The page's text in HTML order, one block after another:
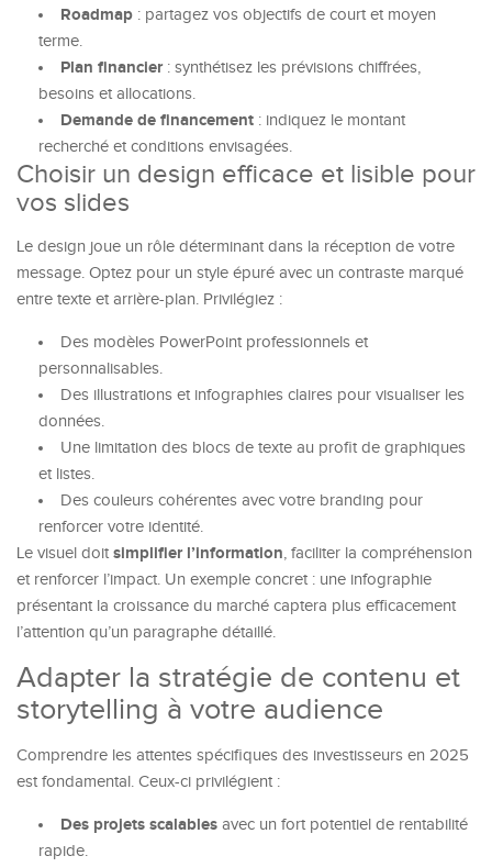
Roadmap : partagez vos objectifs de court et moyen
terme.
Plan financier: synthétisez les prévisions chiffrées,
besoins et allocations.
Demande de financement : indiquez le montant
recherché et conditions envisagées.
Choisir un design efficace et lisible pour
vos slides
Le design joue un rôle déterminant dans la réception de votre
message. Optez pour un style épuré avec un contraste marqué
entre texte et arrière-plan. Privilégiez :
Des modèles PowerPoint professionnels et
personnalisables.
Des illustrations et infographies claires pour visualiser les
données.
Une limitation des blocs de texte au profit de graphiques
et listes.
Des couleurs cohérentes avec votre branding pour
renforcer votre identité.
Le visuel doit simplifier l’information, faciliter la compréhension
et renforcer l’impact. Un exemple concret : une infographie
présentant la croissance du marché captera plus efficacement
l’attention qu’un paragraphe détaillé.
Adapter la stratégie de contenu et
storytelling à votre audience
Comprendre les attentes spécifiques des investisseurs en 2025
est fondamental. Ceux-ci privilégient :
Des projets scalables avec un fort potentiel de rentabilité
rapide.